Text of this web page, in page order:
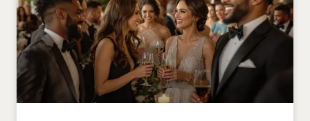
the
valuable
knowledge
for
the
purpose
of